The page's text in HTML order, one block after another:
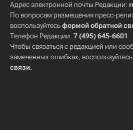
Адрес электронной почты Редакции:
По вопросам размещения пресс-
воспользуйтесьформой обратной
Телефон Редакции: 7 (495) 645-6601
Чтобы связаться с редакцией или
замеченных ошибках, воспользуйтесь
связи.